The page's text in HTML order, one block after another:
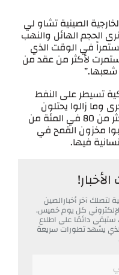
الصينية تشاو لي
الحجم الهائل والنهب
في الوقت الذي
لأكثر من عقد من
شعبها.”
تسيطر على النفط
وما زالوا يحتلون
حقول النفط الرئيسة كما نهبوا أكثر من 80 في المئة من
مخزون القمح في
فيها.
لتصلك آخر أخبارالصين
كل يوم خميس.
ستبقى دائمًا على اطلاع
يشهد تطورات سريعة